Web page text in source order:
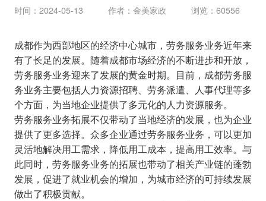
时间：2024-05-13 作者：金美家政 浏览：60556
成都作为西部地区的经济中心城市，劳务服务业务近年来
有了长足的发展。随着成都市场经济的不断进步和开放，
劳务服务业务迎来了发展的黄金时期。目前，成都劳务服
务业务主要包括人力资源招聘、劳务派遣、人事代理等多
个方面，为当地企业提供了多元化的人力资源服务。
劳务服务业务拓展不仅带动了当地经济的发展，也为企业
提供了更多选择。众多企业通过劳务服务业务，可以更加
灵活地解决用工需求，降低用工成本，提高用工效率。与
此同时，劳务服务业务的拓展也带动了相关产业链的蓬勃
发展，促进了就业机会的增加，为城市经济的可持续发展
做出了积极贡献。